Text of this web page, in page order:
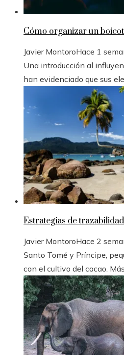
Cómo organizar un
Javier MontoroHace 1
Una introducción al
han evidenciado que sus
Estrategias de
Javier MontoroHace 2
Santo Tomé y Príncipe,
con el cultivo del cacao.